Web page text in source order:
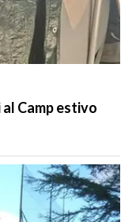
Camp estivo